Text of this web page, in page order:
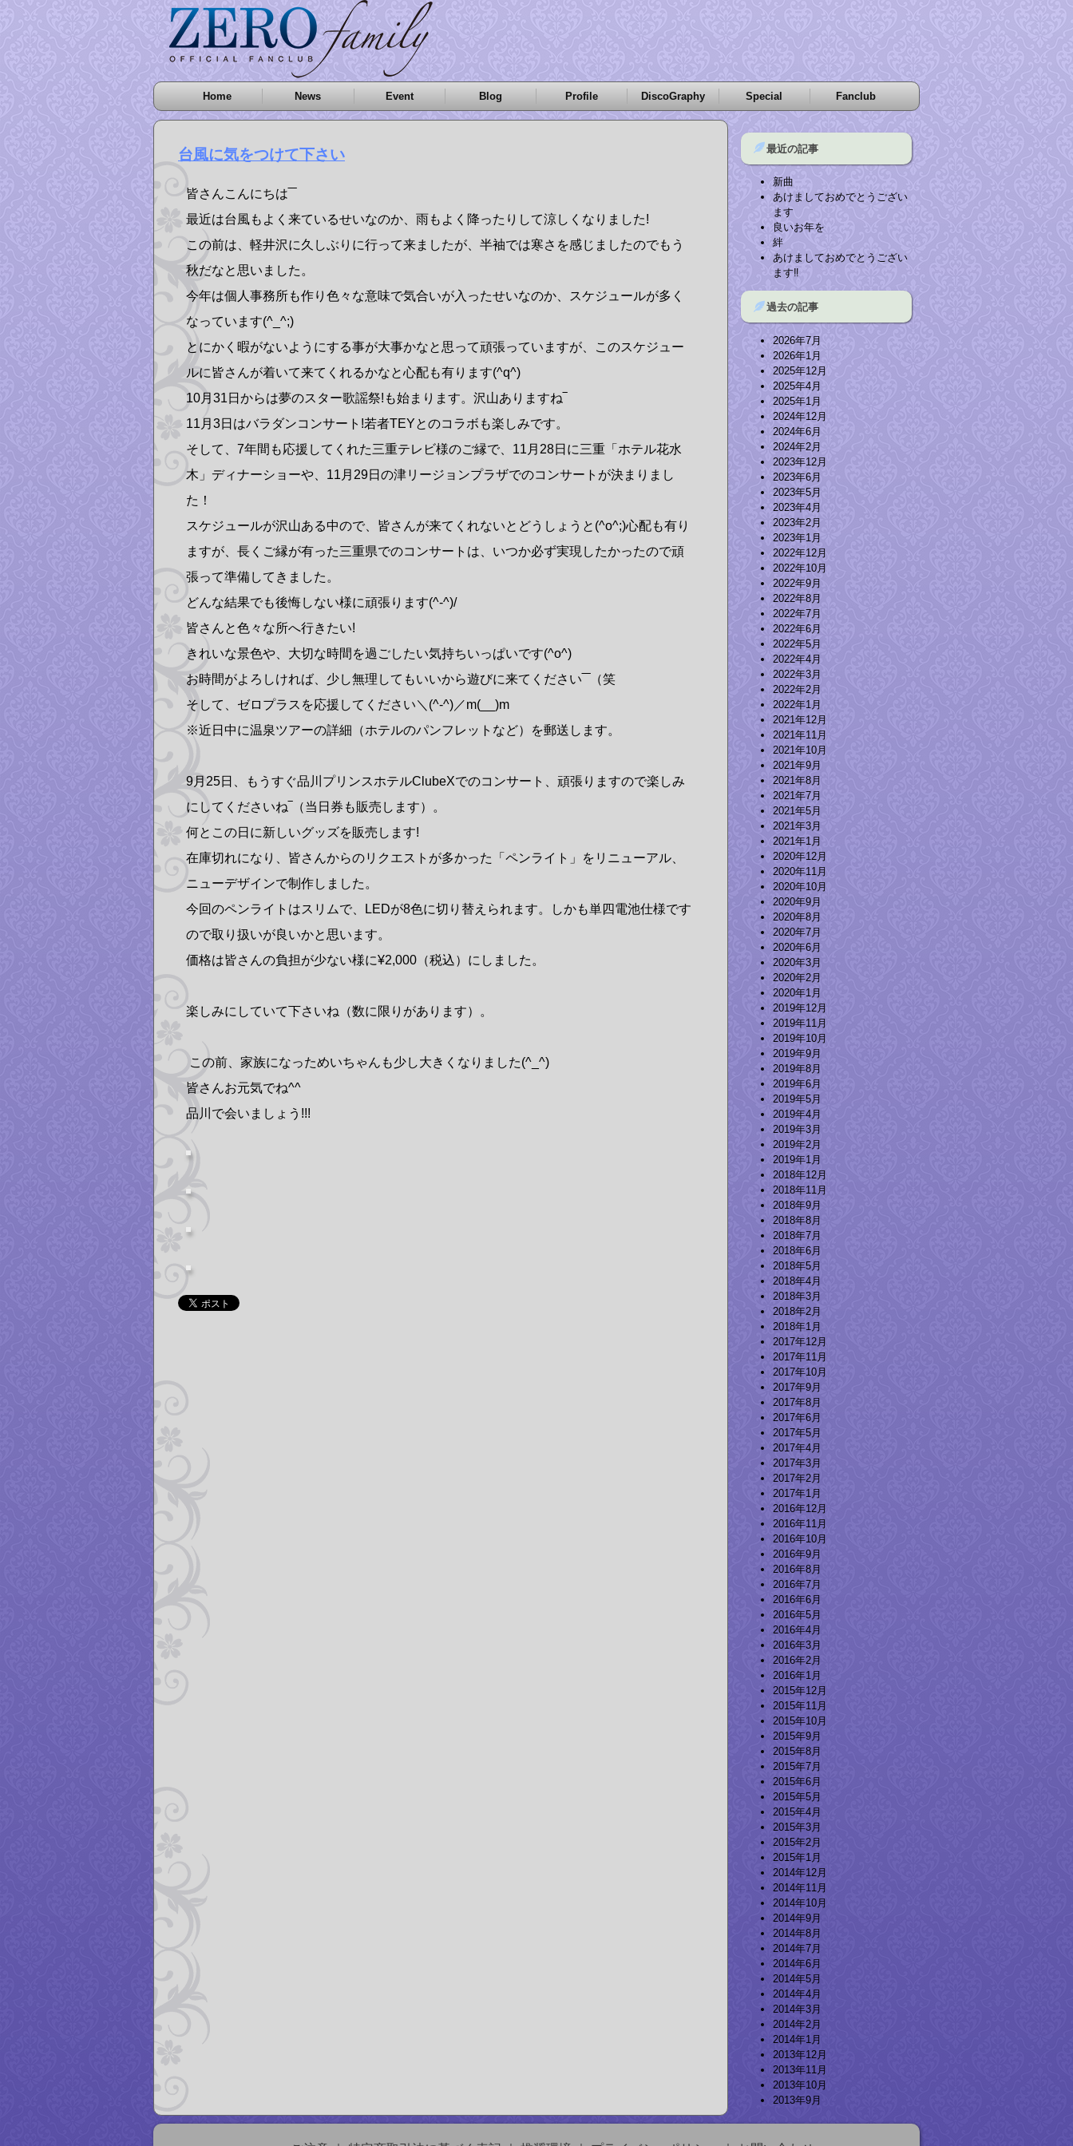
Home News Event Blog Profile DiscoGraphy Special Fanclub
台風に気をつけて下さい
皆さんこんにちは‾‾
最近は台風もよく来ているせいなのか、雨もよく降ったりして涼しくなりました!
この前は、軽井沢に久しぶりに行って来ましたが、半袖では寒さを感じましたのでもう
秋だなと思いました。
今年は個人事務所も作り色々な意味で気合いが入ったせいなのか、スケジュールが多く
なっています(^_^;)
とにかく暇がないようにする事が大事かなと思って頑張っていますが、このスケジュー
ルに皆さんが着いて来てくれるかなと心配も有ります(^q^)
10月31日からは夢のスター歌謡祭!も始まります。沢山ありますね‾
11月3日はバラダンコンサート!若者TEYとのコラボも楽しみです。
そして、7年間も応援してくれた三重テレビ様のご縁で、11月28日に三重「ホテル花水
木」ディナーショーや、11月29日の津リージョンプラザでのコンサートが決まりまし
た！
スケジュールが沢山ある中ので、皆さんが来てくれないとどうしょうと(^o^;)心配も有り
ますが、長くご縁が有った三重県でのコンサートは、いつか必ず実現したかったので頑
張って準備してきました。
どんな結果でも後悔しない様に頑張ります(^-^)/
皆さんと色々な所へ行きたい!
きれいな景色や、大切な時間を過ごしたい気持ちいっぱいです(^o^)
お時間がよろしければ、少し無理してもいいから遊びに来てください‾‾（笑
そして、ゼロプラスを応援してください＼(^-^)／m(__)m
※近日中に温泉ツアーの詳細（ホテルのパンフレットなど）を郵送します。
9月25日、もうすぐ品川プリンスホテルClubeXでのコンサート、頑張りますので楽しみ
にしてくださいね‾（当日券も販売します）。
何とこの日に新しいグッズを販売します!
在庫切れになり、皆さんからのリクエストが多かった「ペンライト」をリニューアル、
ニューデザインで制作しました。
今回のペンライトはスリムで、LEDが8色に切り替えられます。しかも単四電池仕様です
ので取り扱いが良いかと思います。
価格は皆さんの負担が少ない様に¥2,000（税込）にしました。
楽しみにしていて下さいね（数に限りがあります）。
この前、家族になっためいちゃんも少し大きくなりました(^_^)
皆さんお元気でね^^
品川で会いましょう!!!
最近の記事
新曲
あけましておめでとうござい
ます
良いお年を
絆
あけましておめでとうござい
ます‼︎
過去の記事
2026年7月
2026年1月
2025年12月
2025年4月
2025年1月
2024年12月
2024年6月
2024年2月
2023年12月
2023年6月
2023年5月
2023年4月
2023年2月
2023年1月
2022年12月
2022年10月
2022年9月
2022年8月
2022年7月
2022年6月
2022年5月
2022年4月
2022年3月
2022年2月
2022年1月
2021年12月
2021年11月
2021年10月
2021年9月
2021年8月
2021年7月
2021年5月
2021年3月
2021年1月
2020年12月
2020年11月
2020年10月
2020年9月
2020年8月
2020年7月
2020年6月
2020年3月
2020年2月
2020年1月
2019年12月
2019年11月
2019年10月
2019年9月
2019年8月
2019年6月
2019年5月
2019年4月
2019年3月
2019年2月
2019年1月
2018年12月
2018年11月
2018年9月
2018年8月
2018年7月
2018年6月
2018年5月
2018年4月
2018年3月
2018年2月
2018年1月
2017年12月
2017年11月
2017年10月
2017年9月
2017年8月
2017年6月
2017年5月
2017年4月
2017年3月
2017年2月
2017年1月
2016年12月
2016年11月
2016年10月
2016年9月
2016年8月
2016年7月
2016年6月
2016年5月
2016年4月
2016年3月
2016年2月
2016年1月
2015年12月
2015年11月
2015年10月
2015年9月
2015年8月
2015年7月
2015年6月
2015年5月
2015年4月
2015年3月
2015年2月
2015年1月
2014年12月
2014年11月
2014年10月
2014年9月
2014年8月
2014年7月
2014年6月
2014年5月
2014年4月
2014年3月
2014年2月
2014年1月
2013年12月
2013年11月
2013年10月
2013年9月